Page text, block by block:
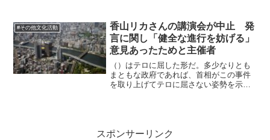
#その他文化活動
香山リカさんの講演会が中止 発
言に関し「健全な進行を妨げる」
意見あったためと主催者
（）はテロに屈した形だ。多少なりとも
まともな政府であれば、首相がこの事件
を取り上げてテロに屈さない姿勢を示さ
スポンサーリンク